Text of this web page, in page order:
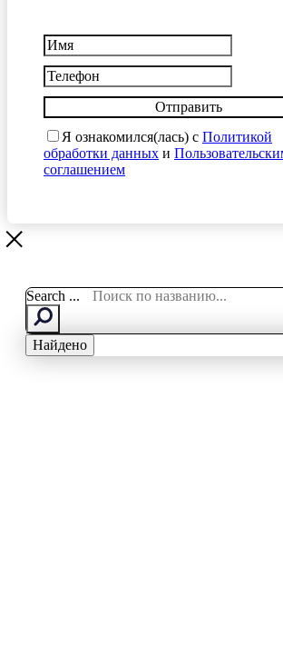
Отправить
Я ознакомился(лась) с Политикой
обработки данных и
соглашением
Search ...
Найдено